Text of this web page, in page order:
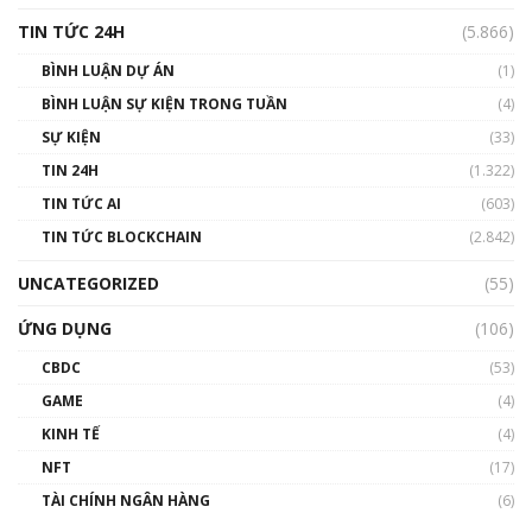
TIN TỨC 24H
(5.866)
BÌNH LUẬN DỰ ÁN
(1)
BÌNH LUẬN SỰ KIỆN TRONG TUẦN
(4)
SỰ KIỆN
(33)
TIN 24H
(1.322)
TIN TỨC AI
(603)
TIN TỨC BLOCKCHAIN
(2.842)
UNCATEGORIZED
(55)
ỨNG DỤNG
(106)
CBDC
(53)
GAME
(4)
KINH TẾ
(4)
NFT
(17)
TÀI CHÍNH NGÂN HÀNG
(6)